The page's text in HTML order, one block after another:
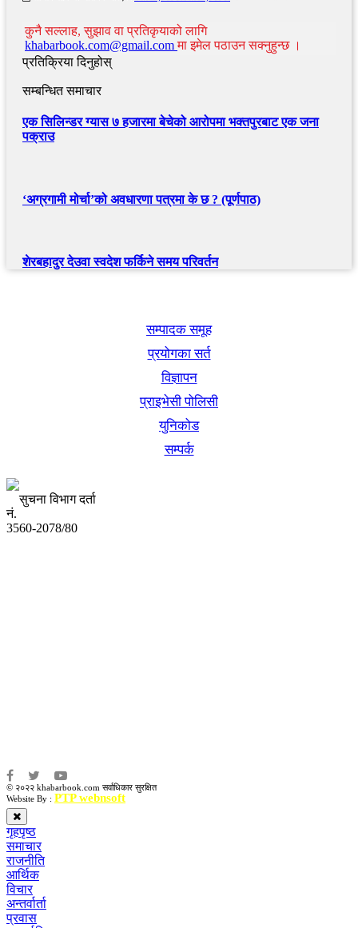
कुनै सल्लाह, सुझाव वा प्रतिकृयाको लागि
khabarbook.com@gmail.comमा इमेल पठाउन सक्नुहुन्छ ।
प्रतिक्रिया दिनुहोस्
सम्बन्धित समाचार
एक सिलिन्डर ग्यास ७ हजारमा बेचेको आरोपमा भक्तपुरबाट एक जना
पक्राउ
‘अग्रगामी मोर्चा’को अवधारणा पत्रमा के छ ? (पूर्णपाठ)
शेरबहादुर देउवा स्वदेश फर्किने समय परिवर्तन
सम्पादक समूह
प्रयोगका सर्त
विज्ञापन
प्राइभेसी पोलिसी
युनिकोड
सम्पर्क
सुचना विभाग दर्ता
नं.
3560-2078/80
© २०२२ khabarbook.com सर्वाधिकार सुरक्षित
Website By : PTP webnsoft
गृहपृष्ठ
समाचार
राजनीति
आर्थिक
विचार
अन्तर्वार्ता
प्रवास